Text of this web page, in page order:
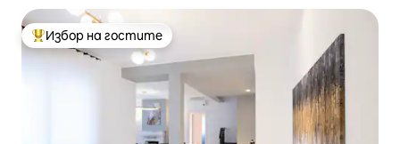
Най-популярен избор на гостите
Избор на гостите